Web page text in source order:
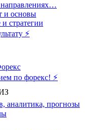
направлениях…
и основы
стратегии
⚡️
по форекс! ⚡
аналитика, прогнозы